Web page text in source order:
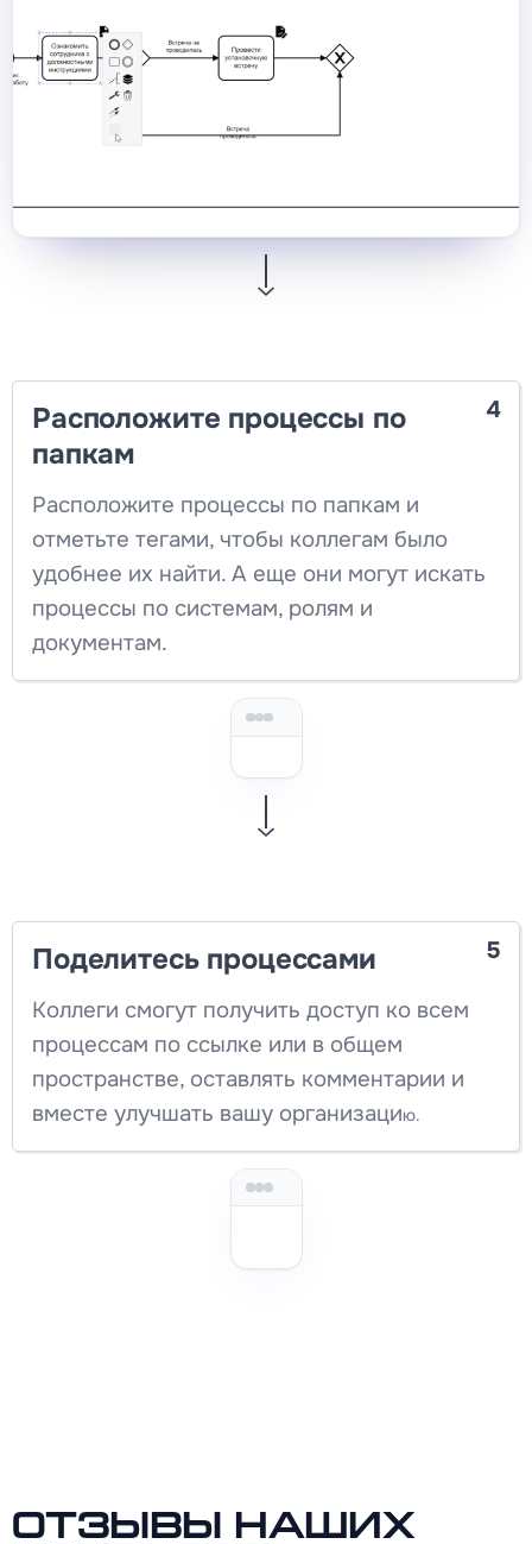
4
Расположите процессы по
папкам
Расположите процессы по папкам и
отметьте тегами, чтобы коллегам было
удобнее их найти. А еще они могут искать
процессы по системам, ролям и
документам.
5
Поделитесь процессами
Коллеги смогут получить доступ ко всем
процессам по ссылке или в общем
пространстве, оставлять комментарии и
вместе улучшать вашу организацию.
Отзывы наших